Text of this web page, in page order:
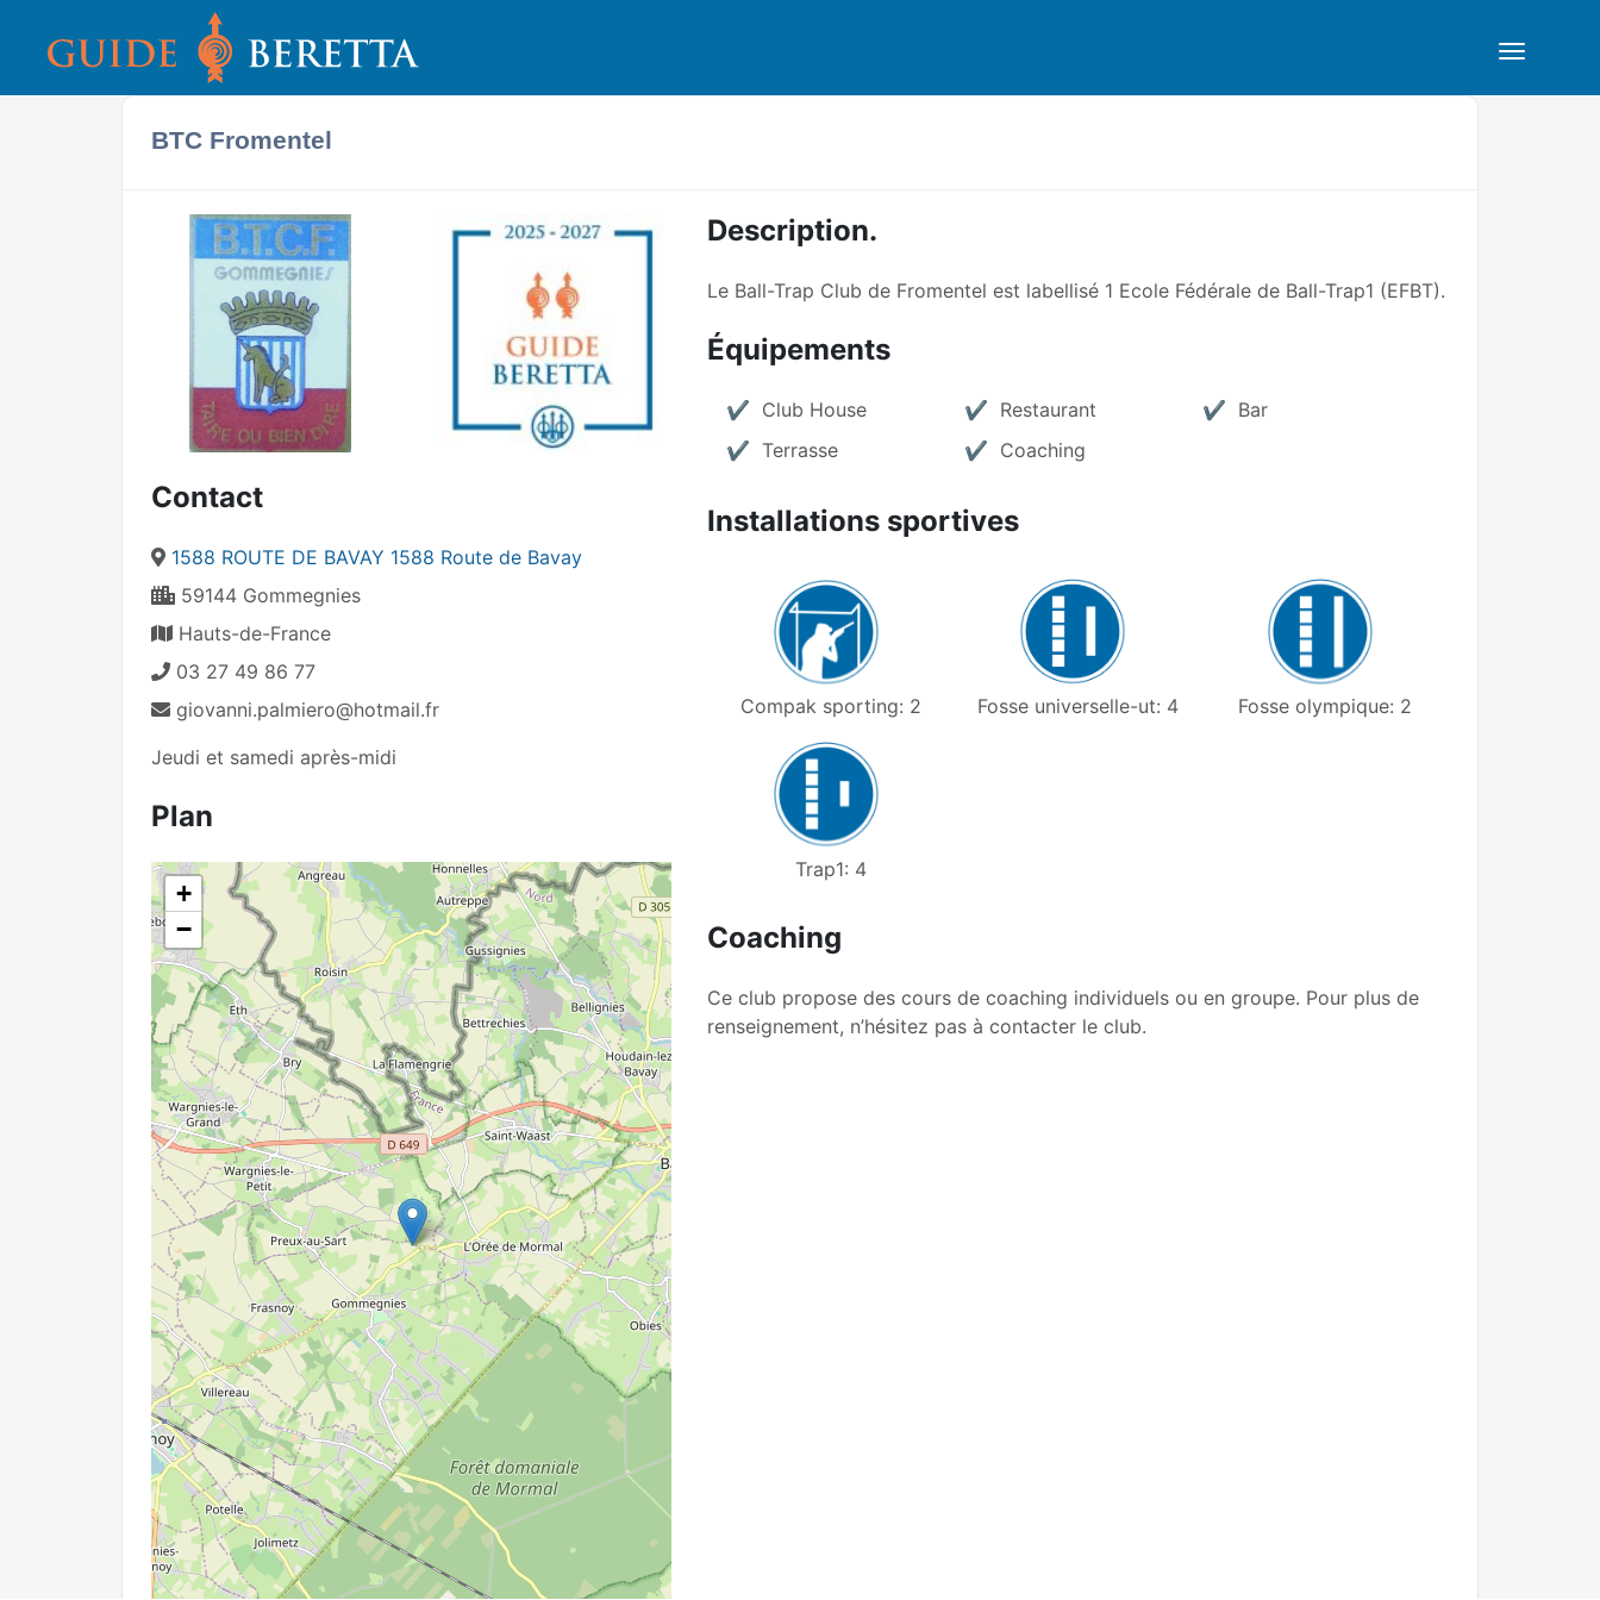
BTC Fromentel
Contact
1588 ROUTE DE BAVAY 1588 Route de Bavay
59144 Gommegnies
Hauts-de-France
03 27 49 86 77
giovanni.palmiero@hotmail.fr
Jeudi et samedi après-midi
Plan
+
−
Description.
Le Ball-Trap Club de Fromentel est labellisé 1 Ecole Fédérale de Ball-Trap1 (EFBT).
Équipements
Club House Restaurant
Bar
Terrasse
Coaching
Installations sportives
Compak sporting: 2 Fosse universelle-ut: 4 Fosse olympique: 2
Trap1: 4
Coaching
Ce club propose des cours de coaching individuels ou en groupe. Pour plus de
renseignement, n’hésitez pas à contacter le club.